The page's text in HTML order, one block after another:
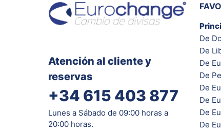
Atención al cliente y
reservas
+34 615 403 877
Lunes a Sábado de 09:00 horas a
20:00 horas.
De
De
De
De
De
De
De
De